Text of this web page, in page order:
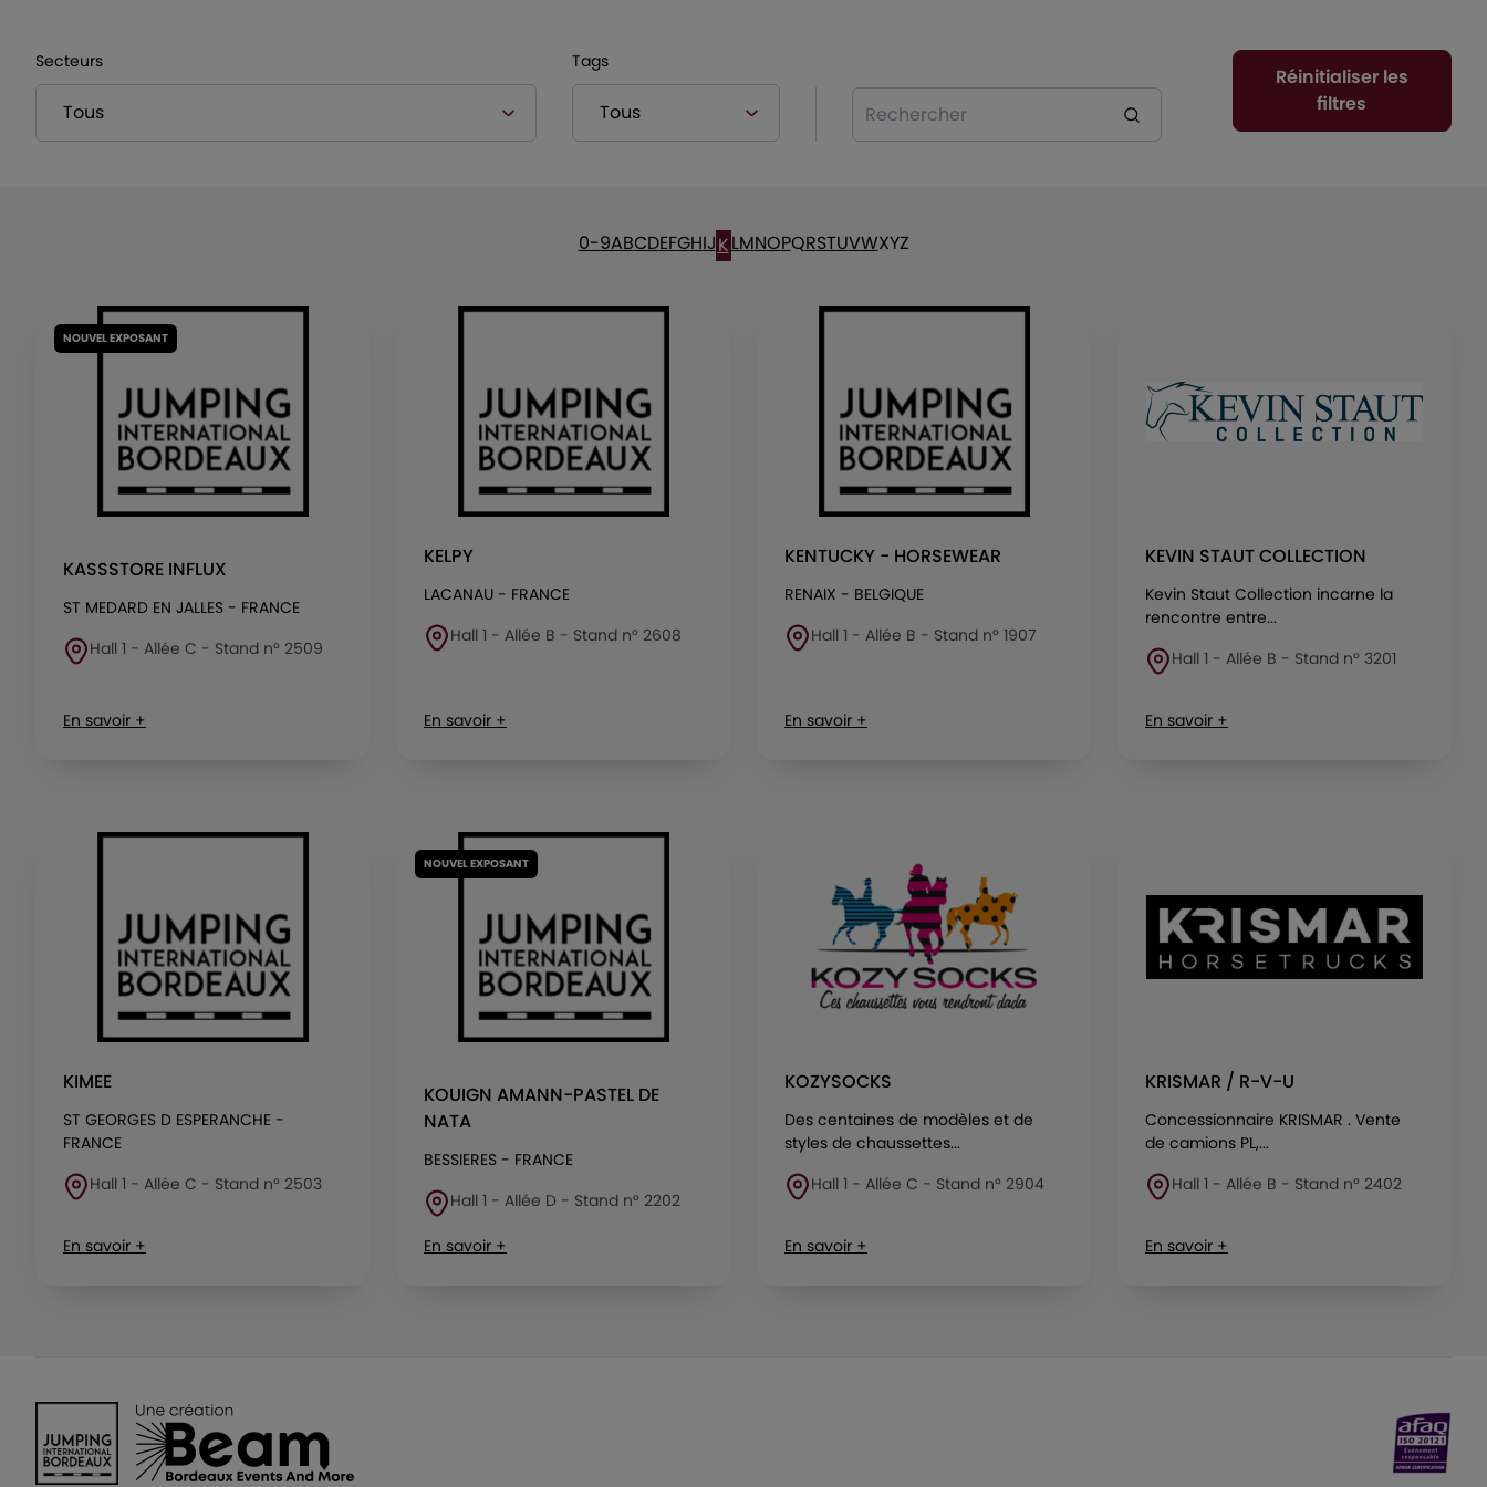
Secteurs Tags
Rechercher
Réinitialiser les
filtres
0-9ABCDEFGHIJKLMNOPQRSTUVWXYZ
NOUVEL EXPOSANT
KASSSTORE INFLUX
ST MEDARD EN JALLES - FRANCE
Hall 1 - Allée C - Stand n° 2509
En savoir +
KELPY
LACANAU - FRANCE
Hall 1 - Allée B - Stand n° 2608
En savoir +
KENTUCKY - HORSEWEAR
RENAIX - BELGIQUE
Hall 1 - Allée B - Stand n° 1907
En savoir +
KEVIN STAUT COLLECTION
Kevin Staut Collection incarne la
rencontre entre...
Hall 1 - Allée B - Stand n° 3201
En savoir +
KIMEE
ST GEORGES D ESPERANCHE -
FRANCE
Hall 1 - Allée C - Stand n° 2503
En savoir +
NOUVEL EXPOSANT
KOUIGN AMANN-PASTEL DE
NATA
BESSIERES - FRANCE
Hall 1 - Allée D - Stand n° 2202
En savoir +
KOZYSOCKS
Des centaines de modèles et de
styles de chaussettes...
Hall 1 - Allée C - Stand n° 2904
En savoir +
KRISMAR / R-V-U
Concessionnaire KRISMAR . Vente
de camions PL,...
Hall 1 - Allée B - Stand n° 2402
En savoir +